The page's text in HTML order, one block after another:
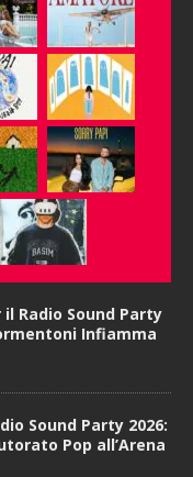
il Radio Sound Party
Infiamma
Sound Party 2026:
Pop all’Arena